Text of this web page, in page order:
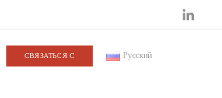
СВЯЗАТЬСЯ С Русский